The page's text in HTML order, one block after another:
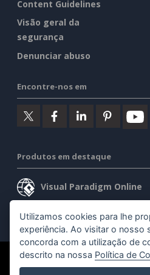
Content Guidelines
Visão geral da
segurança
Denunciar abuso
Encontre-nos em
Produtos em destaque
Visual Paradigm Online
Visual Paradigm
©2026 by Visual Paradigm. Todos os
Utilizamos cookies para lhe
experiência. Ao visitar o nosso
concorda com a utilização de
descrito na nossa Política de